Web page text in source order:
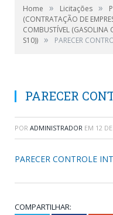
Home » Licitações »
(CONTRATAÇÃO DE
COMBUSTÍVEL (GASOLINA
S10)) » PARECER
PARECER
POR ADMINISTRADOR EM 12
PARECER CONTROLE
COMPARTILHAR: